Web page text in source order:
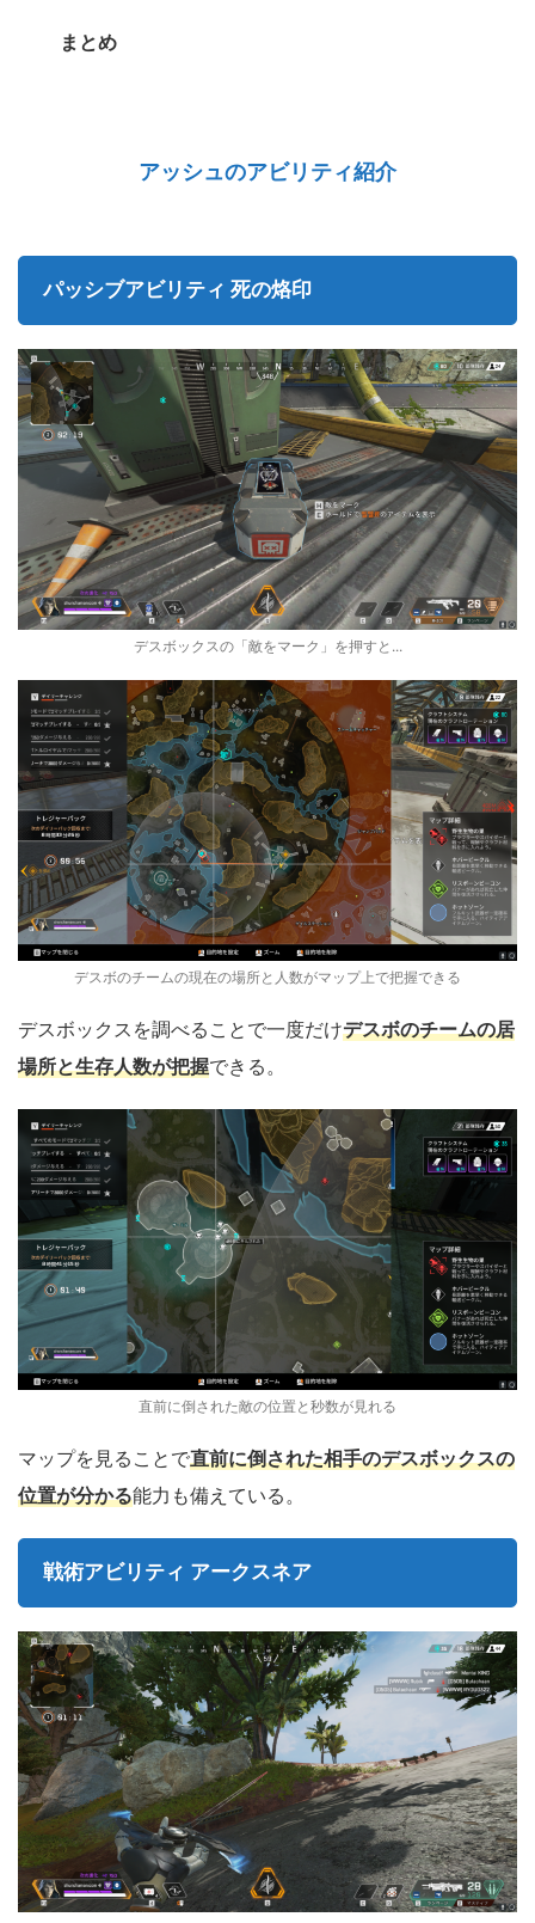
まとめ
アッシュのアビリティ紹介
パッシブアビリティ 死の烙印
デスボックスの「敵をマーク」を押すと...
デスボのチームの現在の場所と人数がマップ上で把握できる
デスボックスを調べることで一度だけデスボのチームの居
場所と生存人数が把握できる。
直前に倒された敵の位置と秒数が見れる
マップを見ることで直前に倒された相手のデスボックスの
位置が分かる能力も備えている。
戦術アビリティ アークスネア